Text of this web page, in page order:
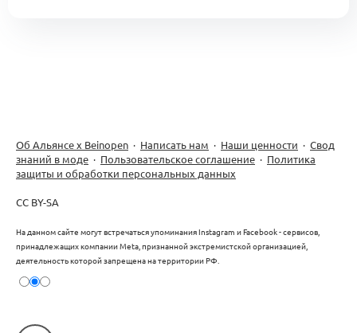
Об Альянсе х Beinopen · Написать нам · Наши ценности · Свод
знаний в моде · Пользовательское соглашение · Политика
защиты и обработки персональных данных
CC BY-SA
На данном сайте могут встречаться упоминания Instagram и Facebook - сервисов,
принадлежащих компании Meta, признанной экстремистской организацией,
деятельность которой запрещена на территории РФ.